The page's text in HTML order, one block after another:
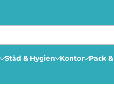
Städ & Hygien Kontor Pack